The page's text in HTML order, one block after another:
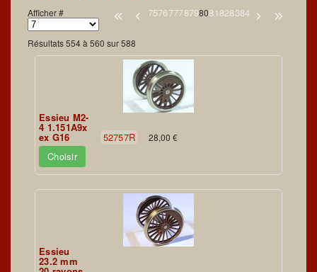
Afficher # 75767778798081828384
Résultats 554 à 560 sur 588
Essieu M2-
4 1.151A9x
ex G16 52757R 28,00 €
Choisir
Essieu
23.2 mm